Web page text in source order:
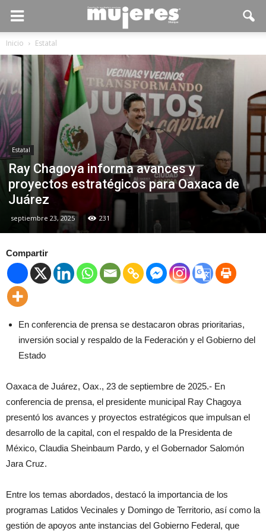
Inicio Estatal
Estatal
Ray Chagoya informa avances y
proyectos estratégicos para Oaxaca de
Juárez
septiembre 23, 2025 231
Compartir
En conferencia de prensa se destacaron obras prioritarias,
inversión social y respaldo de la Federación y el Gobierno del
Estado
Oaxaca de Juárez, Oax., 23 de septiembre de 2025.- En
conferencia de prensa, el presidente municipal Ray Chagoya
presentó los avances y proyectos estratégicos que impulsan el
desarrollo de la capital, con el respaldo de la Presidenta de
México, Claudia Sheinbaum Pardo, y el Gobernador Salomón
Jara Cruz.
Entre los temas abordados, destacó la importancia de los
programas Latidos Vecinales y Domingo de Territorio, así como la
gestión de apoyos ante instancias del Gobierno Federal, que